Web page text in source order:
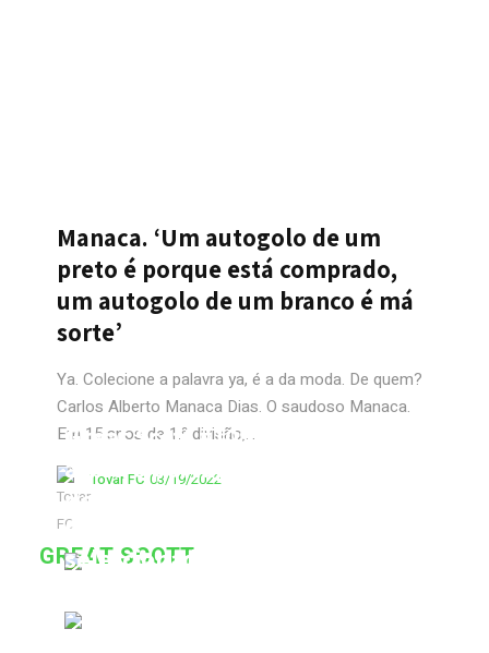
Manaca. ‘Um autogolo de um
preto é porque está comprado,
um autogolo de um branco é má
sorte’
Ya. Colecione a palavra ya, é a da moda. De quem?
Carlos Alberto Manaca Dias. O saudoso Manaca.
Em 15 anos de 1.ª divisão,...
Tovar FC 03/19/2022
GREAT SCOTT
Great Scott #1093: Único
árbitro português a apitar o
dérbi do Irão entre Persepolis e
Esteghlal?
Tovar FC
Great Scott #1092: Único
seleccionador a ganhar três